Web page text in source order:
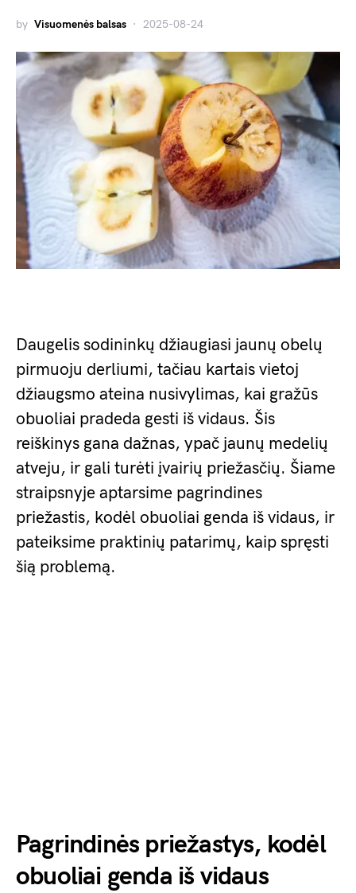
by Visuomenės balsas 2025-08-24
Daugelis sodininkų džiaugiasi jaunų obelų
pirmuoju derliumi, tačiau kartais vietoj
džiaugsmo ateina nusivylimas, kai gražūs
obuoliai pradeda gesti iš vidaus. Šis
reiškinys gana dažnas, ypač jaunų medelių
atveju, ir gali turėti įvairių priežasčių. Šiame
straipsnyje aptarsime pagrindines
priežastis, kodėl obuoliai genda iš vidaus, ir
pateiksime praktinių patarimų, kaip spręsti
šią problemą.
Pagrindinės priežastys, kodėl
obuoliai genda iš vidaus